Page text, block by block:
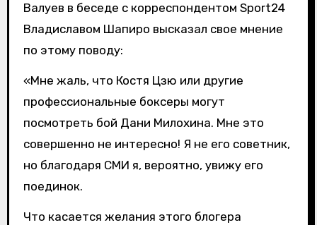
Валуев в беседе с корреспондентом Sport24
Владиславом Шапиро высказал свое мнение
по этому поводу:
«Мне жаль, что Костя Цзю или другие
профессиональные боксеры могут
посмотреть бой Дани Милохина. Мне это
совершенно не интересно! Я не его советник,
но благодаря СМИ я, вероятно, увижу его
поединок.
Что касается желания этого блогера